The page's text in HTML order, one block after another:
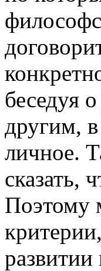
беседуя
другим,
личное.
сказать,
Поэтому
развитии